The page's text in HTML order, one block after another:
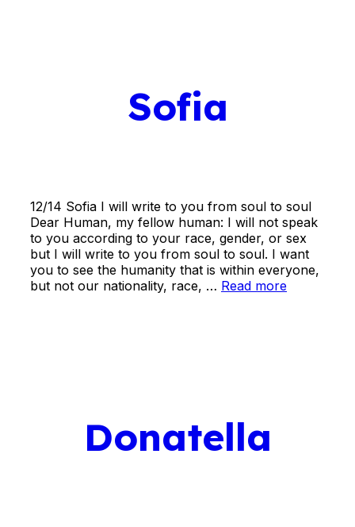
Sofia
12/14 Sofia I will write to you from soul to soul
Dear Human, my fellow human: I will not speak
to you according to your race, gender, or sex
but I will write to you from soul to soul. I want
you to see the humanity that is within everyone,
but not our nationality, race, … Read more
Donatella